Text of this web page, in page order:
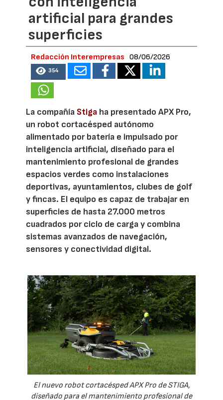
artificial para grandes
superficies
Redacción Interempresas 08/06/2026
354
La compañía Stiga ha presentado APX Pro,
un robot cortacésped autónomo
alimentado por batería e impulsado por
inteligencia artificial, diseñado para el
mantenimiento profesional de grandes
espacios verdes como instalaciones
deportivas, ayuntamientos, clubes de golf
y fincas. El equipo es capaz de trabajar en
superficies de hasta 27.000 metros
cuadrados por ciclo de carga y combina
sistemas avanzados de navegación,
sensores y conectividad digital.
El nuevo robot cortacésped APX Pro de STIGA,
diseñado para el mantenimiento profesional de